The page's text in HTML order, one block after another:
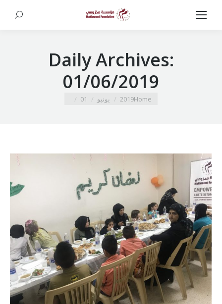
Search:
Daily Archives:
01/06/2019
You are here:
Home
2019 يونيو 01